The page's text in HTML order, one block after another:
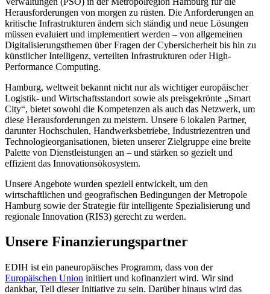
Herausforderungen von morgen zu rüsten. Die Anforderungen an
kritische Infrastrukturen ändern sich ständig und neue Lösungen
müssen evaluiert und implementiert werden – von allgemeinen
Digitalisierungsthemen über Fragen der Cybersicherheit bis hin zu
künstlicher Intelligenz, verteilten Infrastrukturen oder High-
Performance Computing.
Hamburg, weltweit bekannt nicht nur als wichtiger europäischer
Logistik- und Wirtschaftsstandort sowie als preisgekrönte „Smart
City“, bietet sowohl die Kompetenzen als auch das Netzwerk, um
diese Herausforderungen zu meistern. Unsere 6 lokalen Partner,
darunter Hochschulen, Handwerksbetriebe, Industriezentren und
Technologieorganisationen, bieten unserer Zielgruppe eine breite
Palette von Dienstleistungen an – und stärken so gezielt und
effizient das Innovationsökosystem.
Unsere Angebote wurden speziell entwickelt, um den
wirtschaftlichen und geografischen Bedingungen der Metropole
Hamburg sowie der Strategie für intelligente Spezialisierung und
regionale Innovation (RIS3) gerecht zu werden.
Unsere Finanzierungspartner
EDIH ist ein paneuropäisches Programm, dass von der
Europäischen Union initiiert und kofinanziert wird. Wir sind
dankbar, Teil dieser Initiative zu sein. Darüber hinaus wird das